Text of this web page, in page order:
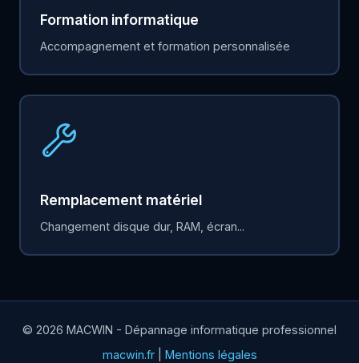
Formation informatique
Accompagnement et formation personnalisée
Remplacement matériel
Changement disque dur, RAM, écran...
© 2026 MACWIN - Dépannage informatique professionnel
macwin.fr| Mentions légales